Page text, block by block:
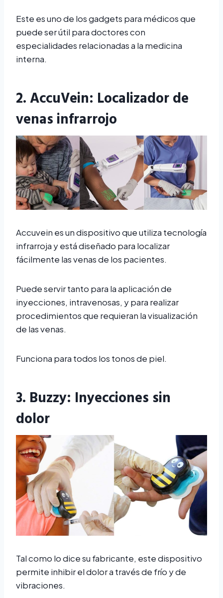
Este es uno de los gadgets para médicos que
puede ser útil para doctores con
especialidades relacionadas a la medicina
interna.
2.AccuVein: Localizador de
venas infrarrojo
Accuvein es un dispositivo que utiliza tecnología
infrarroja y está diseñado para localizar
fácilmente las venas de los pacientes.
Puede servir tanto para la aplicación de
inyecciones, intravenosas, y para realizar
procedimientos que requieran la visualización
de las venas.
Funciona para todos los tonos de piel.
3. Buzzy: Inyecciones sin
dolor
Tal como lo dice su fabricante, este dispositivo
permite inhibir el dolor a través de frío y de
vibraciones.